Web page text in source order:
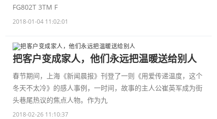
FG802T 3TM F
2018-01-04 11:02:01
把客户变成家人，他们永远把温暖送给别人
春节期间，上海《新闻晨报》刊登了一则《用爱传递温度，这个
冬天不太冷》的感人事例，一时间，故事的主人公崔英军成为街
头巷尾热议的焦点人物。作为九
2018-02-26 11:10:37